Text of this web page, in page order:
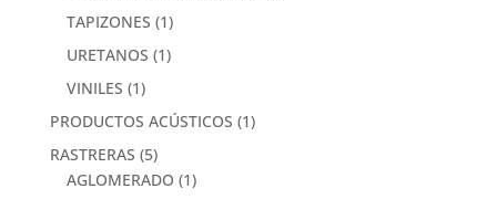
TAPIZONES (1)
URETANOS (1)
VINILES (1)
PRODUCTOS ACÚSTICOS (1)
RASTRERAS (5)
AGLOMERADO (1)